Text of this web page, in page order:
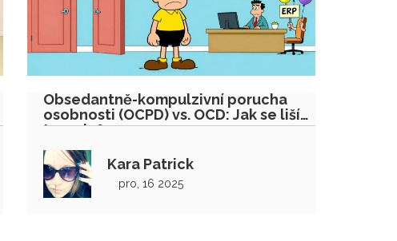
Obsedantně-kompulzivní porucha
osobnosti (OCPD) vs. OCD: Jak se liší
terapie?
Kara Patrick
pro, 16 2025